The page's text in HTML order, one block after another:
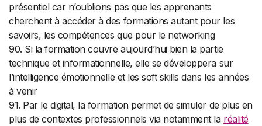
présentiel car n’oublions pas que les apprenants
cherchent à accéder à des formations autant pour les
savoirs, les compétences que pour le networking
90. Si la formation couvre aujourd’hui bien la partie
technique et informationnelle, elle se développera sur
l’intelligence émotionnelle et les soft skills dans les années
à venir
91. Par le digital, la formation permet de simuler de plus en
plus de contextes professionnels via notamment la réalité